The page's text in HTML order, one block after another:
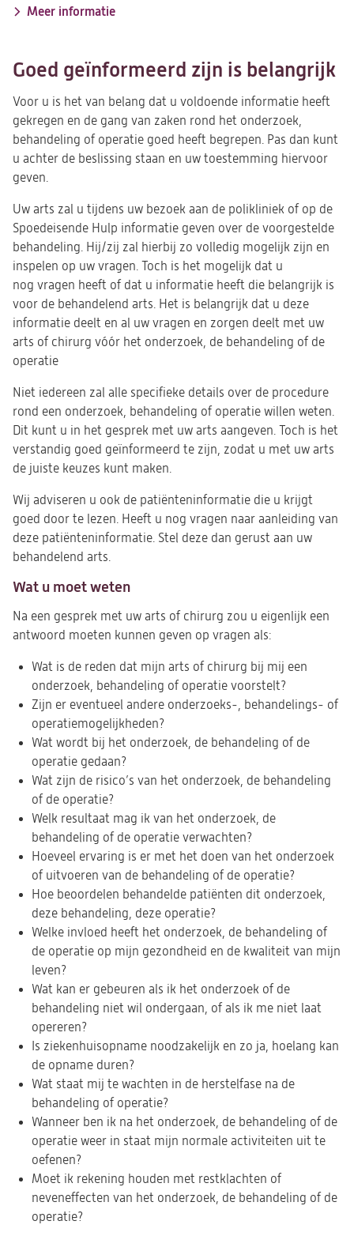
Meer informatie
Goed geïnformeerd zijn is belangrijk
Voor u is het van belang dat u voldoende informatie heeft
gekregen en de gang van zaken rond het onderzoek,
behandeling of operatie goed heeft begrepen. Pas dan kunt
u achter de beslissing staan en uw toestemming hiervoor
geven.
Uw arts zal u tijdens uw bezoek aan de polikliniek of op de
Spoedeisende Hulp informatie geven over de voorgestelde
behandeling. Hij/zij zal hierbij zo volledig mogelijk zijn en
inspelen op uw vragen. Toch is het mogelijk dat u
nog vragen heeft of dat u informatie heeft die belangrijk is
voor de behandelend arts. Het is belangrijk dat u deze
informatie deelt en al uw vragen en zorgen deelt met uw
arts of chirurg vóór het onderzoek, de behandeling of de
operatie
Niet iedereen zal alle specifieke details over de procedure
rond een onderzoek, behandeling of operatie willen weten.
Dit kunt u in het gesprek met uw arts aangeven. Toch is het
verstandig goed geïnformeerd te zijn, zodat u met uw arts
de juiste keuzes kunt maken.
Wij adviseren u ook de patiënteninformatie die u krijgt
goed door te lezen. Heeft u nog vragen naar aanleiding van
deze patiënteninformatie. Stel deze dan gerust aan uw
behandelend arts.
Wat u moet weten
Na een gesprek met uw arts of chirurg zou u eigenlijk een
antwoord moeten kunnen geven op vragen als:
Wat is de reden dat mijn arts of chirurg bij mij een
onderzoek, behandeling of operatie voorstelt?
Zijn er eventueel andere onderzoeks-, behandelings- of
operatiemogelijkheden?
Wat wordt bij het onderzoek, de behandeling of de
operatie gedaan?
Wat zijn de risico’s van het onderzoek, de behandeling
of de operatie?
Welk resultaat mag ik van het onderzoek, de
behandeling of de operatie verwachten?
Hoeveel ervaring is er met het doen van het onderzoek
of uitvoeren van de behandeling of de operatie?
Hoe beoordelen behandelde patiënten dit onderzoek,
deze behandeling, deze operatie?
Welke invloed heeft het onderzoek, de behandeling of
de operatie op mijn gezondheid en de kwaliteit van mijn
leven?
Wat kan er gebeuren als ik het onderzoek of de
behandeling niet wil ondergaan, of als ik me niet laat
opereren?
Is ziekenhuisopname noodzakelijk en zo ja, hoelang kan
de opname duren?
Wat staat mij te wachten in de herstelfase na de
behandeling of operatie?
Wanneer ben ik na het onderzoek, de behandeling of de
operatie weer in staat mijn normale activiteiten uit te
oefenen?
Moet ik rekening houden met restklachten of
neveneffecten van het onderzoek, de behandeling of de
operatie?